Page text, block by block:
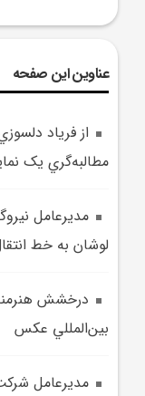
عناوین این صفحه
از فرياد
مطالبه‌گري يک
مديرعامل
لوشان به خط
درخشش
بين‌المللي عکس
مديرعامل